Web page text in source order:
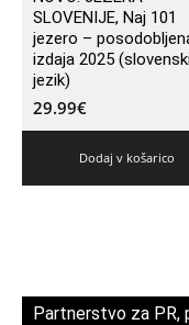
SLOVENIJE, Naj 101
jezero –
izdaja 2025 (slovenski
jezik)
29.99€
Dodaj v košarico
Partnerstvo za PR,